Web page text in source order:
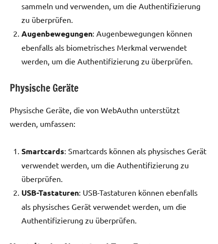
sammeln und verwenden, um die Authentifizierung
zu überprüfen.
Augenbewegungen: Augenbewegungen können
ebenfalls als biometrisches Merkmal verwendet
werden, um die Authentifizierung zu überprüfen.
Physische Geräte
Physische Geräte, die von WebAuthn unterstützt
werden, umfassen:
Smartcards: Smartcards können als physisches Gerät
verwendet werden, um die Authentifizierung zu
überprüfen.
USB-Tastaturen: USB-Tastaturen können ebenfalls
als physisches Gerät verwendet werden, um die
Authentifizierung zu überprüfen.